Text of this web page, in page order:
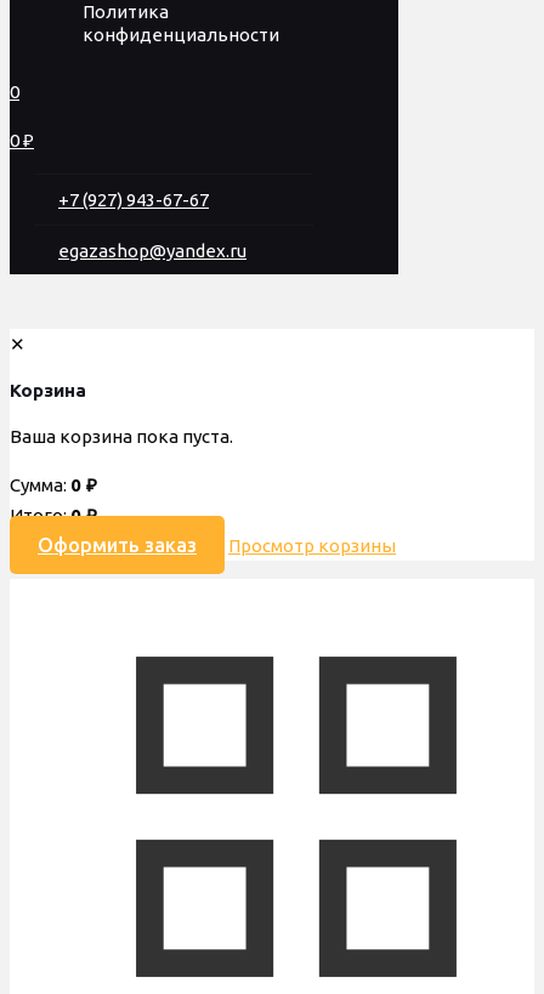
Политика
конфиденциальности
0
0 ₽
+7 (927) 943-67-67
egazashop@yandex.ru
✕
Корзина
Ваша корзина пока пуста.
Сумма: 0 ₽
Итого:0₽
Оформить заказ Просмотр корзины